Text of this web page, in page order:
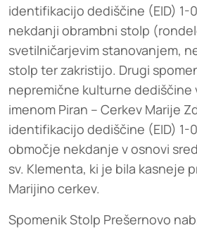
identifikacijo dediščine (EID) 1-
nekdanji obrambni stolp
svetilničarjevim stanovanjem,
stolp ter zakristijo. Drugi
nepremične kulturne dediščine
imenom Piran – Cerkev Marije
identifikacijo dediščine (EID) 1-
območje nekdanje v osnovi
sv. Klementa, ki je bila kasneje
Marijino cerkev.
Spomenik Stolp Prešernovo